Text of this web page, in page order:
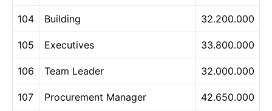
104 Building 32.200.000
105 Executives 33.800.000
106 Team Leader 32.000.000
107 Procurement Manager 42.650.000